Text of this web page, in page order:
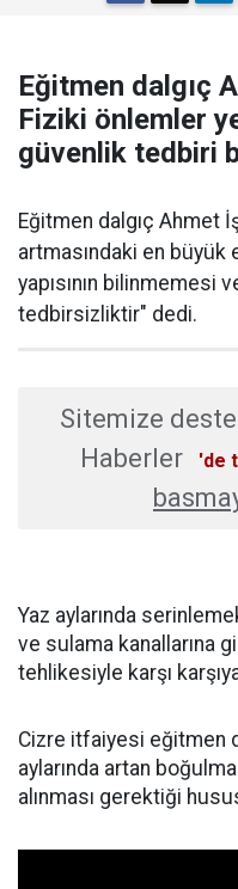
Eğitmen dalgıç
Fiziki önlemler
güvenlik tedbiri
Eğitmen dalgıç Ahmet
artmasındaki en büyük
yapısının bilinmemesi
tedbirsizliktir" dedi.
Sitemize
Haberler
'de
Yaz aylarında
ve sulama kanallarına
tehlikesiyle karşı
Cizre itfaiyesi eğitmen
aylarında artan
alınması gerektiği